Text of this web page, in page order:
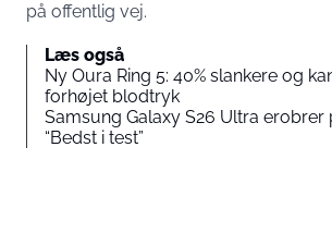
på offentlig vej.
Læs også
Ny Oura Ring 5: 40% slankere og
forhøjet blodtryk
Samsung Galaxy S26 Ultra
“Bedst i test”